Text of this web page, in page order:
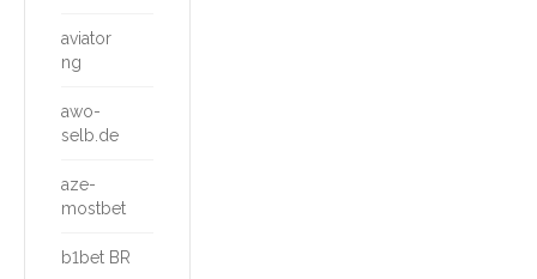
aviator
ng
awo-
selb.de
aze-
mostbet
b1bet BR